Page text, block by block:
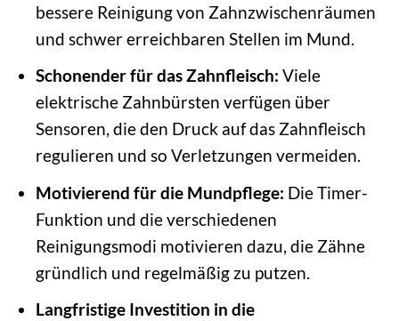
bessere Reinigung von Zahnzwischenräumen
und schwer erreichbaren Stellen im Mund.
Schonender für das Zahnfleisch: Viele
elektrische Zahnbürsten verfügen über
Sensoren, die den Druck auf das Zahnfleisch
regulieren und so Verletzungen vermeiden.
Motivierend für die Mundpflege: Die Timer-
Funktion und die verschiedenen
Reinigungsmodi motivieren dazu, die Zähne
gründlich und regelmäßig zu putzen.
Langfristige Investition in die